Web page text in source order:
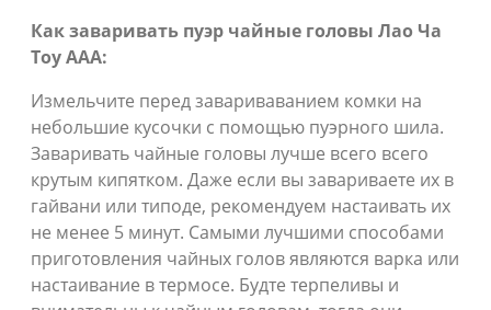
Как заваривать пуэр чайные головы Лао Ча
Тоу ААА:
Измельчите перед завариваванием комки на
небольшие кусочки с помощью пуэрного шила.
Заваривать чайные головы лучше всего всего
крутым кипятком. Даже если вы завариваете их в
гайвани или типоде, рекомендуем настаивать их
не менее 5 минут. Самыми лучшими способами
приготовления чайных голов являются варка или
настаивание в термосе. Будте терпеливы и